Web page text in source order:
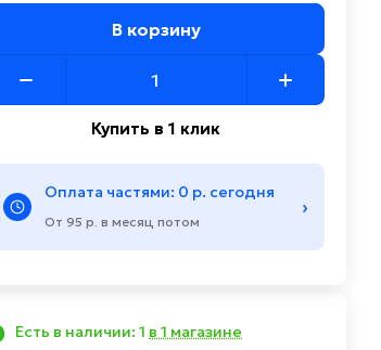
В корзину
Купить в 1 клик
Оплата частями: 0 р. сегодня
От 95 р. в месяц потом
›
Есть в наличии: 1 в 1 магазине